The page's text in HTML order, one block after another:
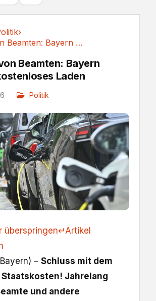
›
E-Autos von Beamten: Bayern streicht kostenloses Laden
Beamten: Bayern
Laden
Politik
überspringen↵Artikel
– Schluss mit dem
Staatskosten! Jahrelang
und andere